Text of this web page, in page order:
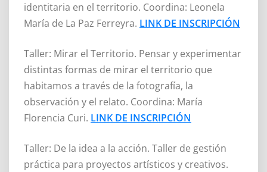
identitaria en el territorio. Coordina: Leonela
María de La Paz Ferreyra. LINK DE INSCRIPCIÓN
Taller: Mirar el Territorio. Pensar y experimentar
distintas formas de mirar el territorio que
habitamos a través de la fotografía, la
observación y el relato. Coordina: María
Florencia Curi. LINK DE INSCRIPCIÓN
Taller: De la idea a la acción. Taller de gestión
práctica para proyectos artísticos y creativos.